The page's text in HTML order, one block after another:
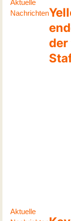
Aktuelle
Nachrichten
Aktuelle